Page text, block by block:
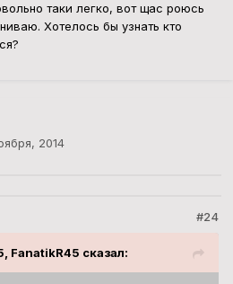
таки легко, вот щас роюсь
Хотелось бы узнать кто
2014
#24
FanatikR45 сказал: